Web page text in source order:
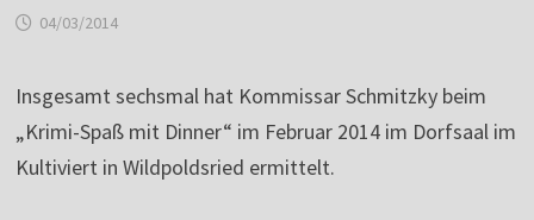
04/03/2014
Insgesamt sechsmal hat Kommissar Schmitzky beim
„Krimi-Spaß mit Dinner“ im Februar 2014 im Dorfsaal im
Kultiviert in Wildpoldsried ermittelt.